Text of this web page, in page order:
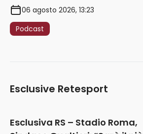
06 agosto 2026, 13:23
Podcast
Esclusive Retesport
Esclusiva RS – Stadio Roma,